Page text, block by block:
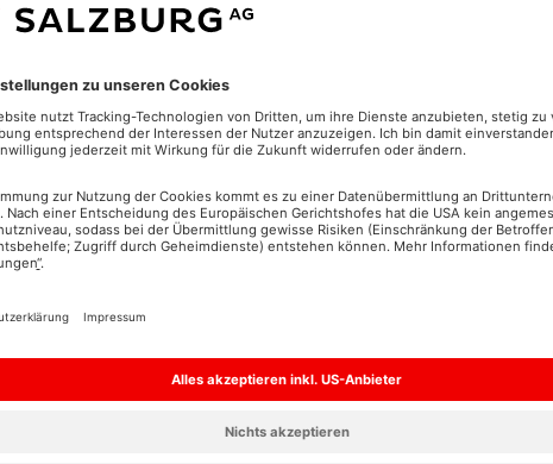
VERFÜGBARKEIT PRÜFEN
Bandbreiten sind Maximalwerte. Informationen zu den
auf Widerruf. Neukund:innen (Kein Bezug eines CableLink
in den letzten 12 Monaten), die einen CableLink
zahlen in den ersten 6 Monate kein Grundentgelt.
Netzanschluss vorausgesetzt. Alle Preise in € inkl. USt. Zu den
kein Grundentgelt bei Abschluss eines neuen CableLink TV-